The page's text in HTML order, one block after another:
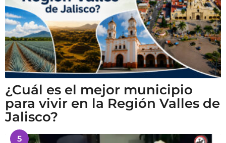
¿Cuál es el mejor municipio
para vivir en la Región Valles de
Jalisco?
5